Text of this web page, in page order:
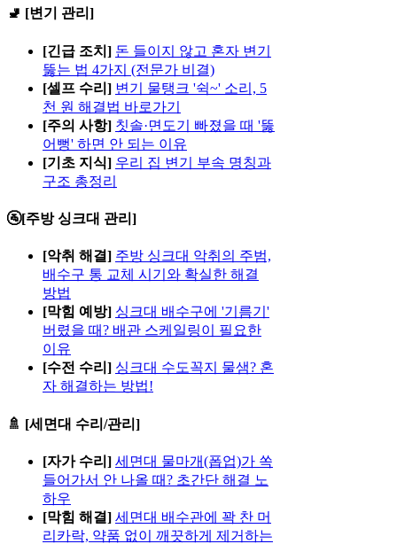
🚽 [변기 관리]
[긴급 조치] 돈 들이지 않고 혼자 변기
뚫는 법 4가지 (전문가 비결)
[셀프 수리] 변기 물탱크 '쉭~' 소리, 5
천 원 해결법 바로가기
[주의 사항] 칫솔·면도기 빠졌을 때 '뚫
어뻥' 하면 안 되는 이유
[기초 지식] 우리 집 변기 부속 명칭과
구조 총정리
🚰[주방 싱크대 관리]
[악취 해결] 주방 싱크대 악취의 주범,
배수구 통 교체 시기와 확실한 해결
방법
[막힘 예방] 싱크대 배수구에 '기름기'
버렸을 때? 배관 스케일링이 필요한
이유
[수전 수리] 싱크대 수도꼭지 물샘? 혼
자 해결하는 방법!
🚿 [세면대 수리/관리]
[자가 수리] 세면대 물마개(폽업)가 쏙
들어가서 안 나올 때? 초간단 해결 노
하우
[막힘 해결] 세면대 배수관에 꽉 찬 머
리카락, 약품 없이 깨끗하게 제거하는